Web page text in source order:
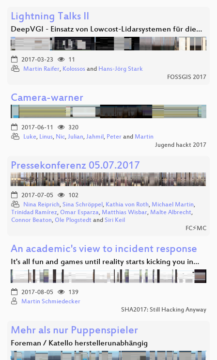
Lightning Talks II
DeepVGI - Einsatz von Lowcost-Lidarsystemen für die…
2017-03-23
11
Martin Raifer, Kolossos and Hans-Jörg Stark
FOSSGIS 2017
Camera-warner
2017-06-11
320
Luke, Linus, Nic, Julian, Jahmil , Peter and Martin
Jugend hackt 2017
Pressekonferenz 05.07.2017
2017-07-05
102
Nina Reiprich, Sina Schröppel , Kathia von Roth, Michael Martin,
Trinidad Ramírez, Omar Esparza, Matthias Wisbar, Malte Albrecht,
Connor Beaton, Ole Plogstedt and Siri Keil
FC⚡MC
An academic's view to incident response
It's all fun and games until reality starts kicking you in…
2017-08-05
139
Martin Schmiedecker
SHA2017: Still Hacking Anyway
Mehr als nur Puppenspieler
Foreman / Katello herstellerunabhängig